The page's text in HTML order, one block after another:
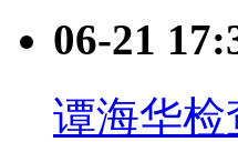
06-21
谭海华